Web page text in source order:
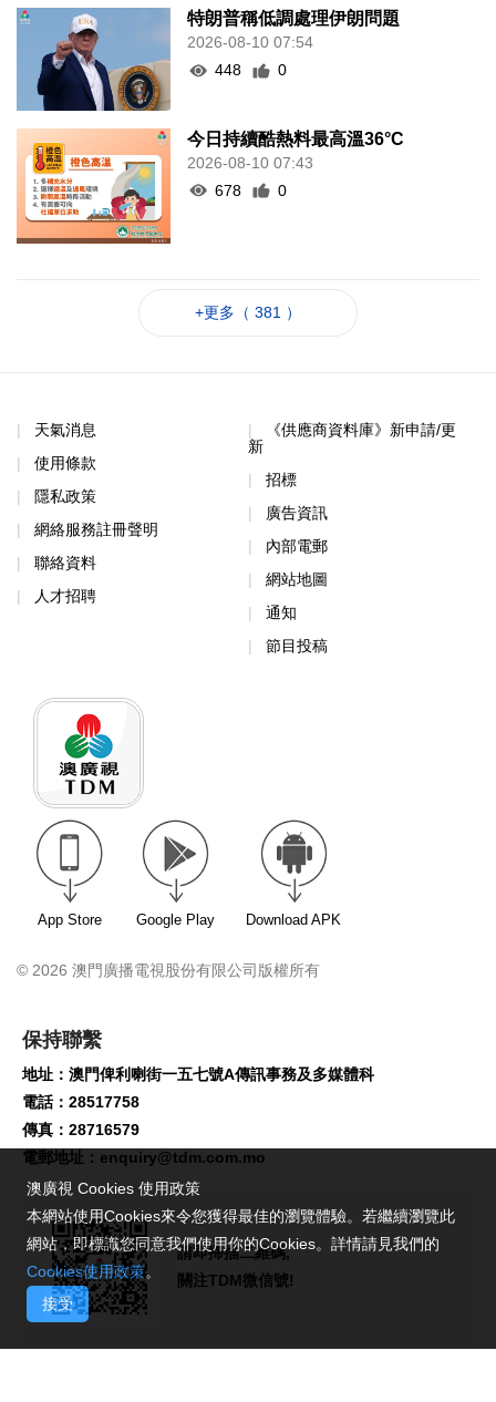
特朗普稱低調處理伊朗問題
2026-08-10 07:54
448
0
今日持續酷熱料最高溫36°C
2026-08-10 07:43
678
0
+更多（ 381 ）
天氣消息
使用條款
隱私政策
網絡服務註冊聲明
聯絡資料
人才招聘
《供應商資料庫》新申請/更
新
招標
廣告資訊
內部電郵
網站地圖
通知
節目投稿
App Store Google Play Download APK
© 2026 澳門廣播電視股份有限公司版權所有
保持聯繫
地址：澳門俾利喇街一五七號A傳訊事務及多媒體科
電話：28517758
傳真：28716579
電郵地址： enquiry@tdm.com.mo
請即掃描二維碼,
關注TDM微信號!
澳廣視 Cookies 使用政策
本網站使用Cookies來令您獲得最佳的瀏覽體驗。若繼續瀏覽此
網站，即標識您同意我們使用你的Cookies。詳情請見我們的
Cookies使用政策。
接受